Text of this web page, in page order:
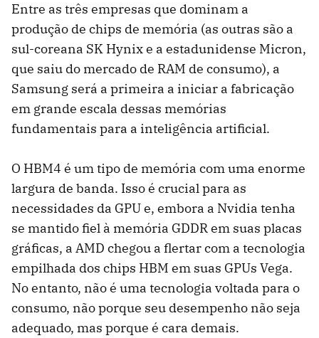
Entre as três empresas que dominam a
produção de chips de memória (as outras são a
sul-coreana SK Hynix e a estadunidense Micron,
que saiu do mercado de RAM de consumo), a
Samsung será a primeira a iniciar a fabricação
em grande escala dessas memórias
fundamentais para a inteligência artificial.
O HBM4 é um tipo de memória com uma enorme
largura de banda. Isso é crucial para as
necessidades da GPU e, embora a Nvidia tenha
se mantido fiel à memória GDDR em suas placas
gráficas, a AMD chegou a flertar com a tecnologia
empilhada dos chips HBM em suas GPUs Vega.
No entanto, não é uma tecnologia voltada para o
consumo, não porque seu desempenho não seja
adequado, mas porque é cara demais.